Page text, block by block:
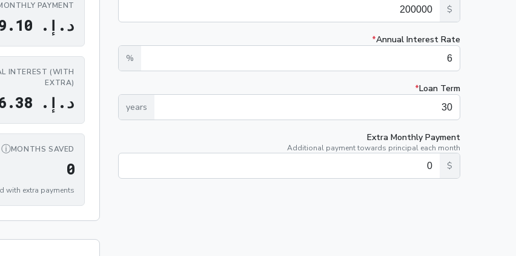
$
Annual Interest Rate
*
%
Loan Term
*
years
Extra Monthly Payment
Additional payment towards principal each month
$
PAYMENT
د. إ .
.10
INTEREST (WITH
EXTRA)
د. إ .
.38
MONTHS SAVED
ⓘ
0
with extra payments